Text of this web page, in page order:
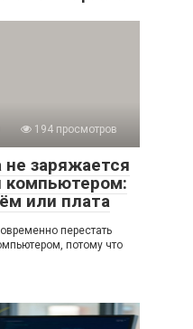
194 просмотров
не заряжается
компьютером:
или плата
перестать
потому что